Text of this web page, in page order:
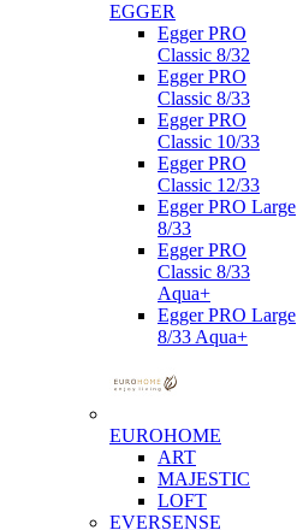
EGGER
Egger PRO
Classic 8/32
Egger PRO
Classic 8/33
Egger PRO
Classic 10/33
Egger PRO
Classic 12/33
Egger PRO Large
8/33
Egger PRO
Classic 8/33
Aqua+
Egger PRO Large
8/33 Aqua+
EUROHOME
ART
MAJESTIC
LOFT
EVERSENSE